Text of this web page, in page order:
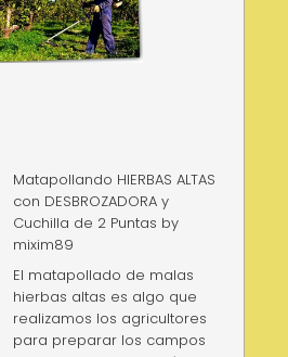
Matapollando HIERBAS ALTAS
con DESBROZADORA y
Cuchilla de 2 Puntas by
mixim89
El matapollado de malas
hierbas altas es algo que
realizamos los agricultores
para preparar los campos